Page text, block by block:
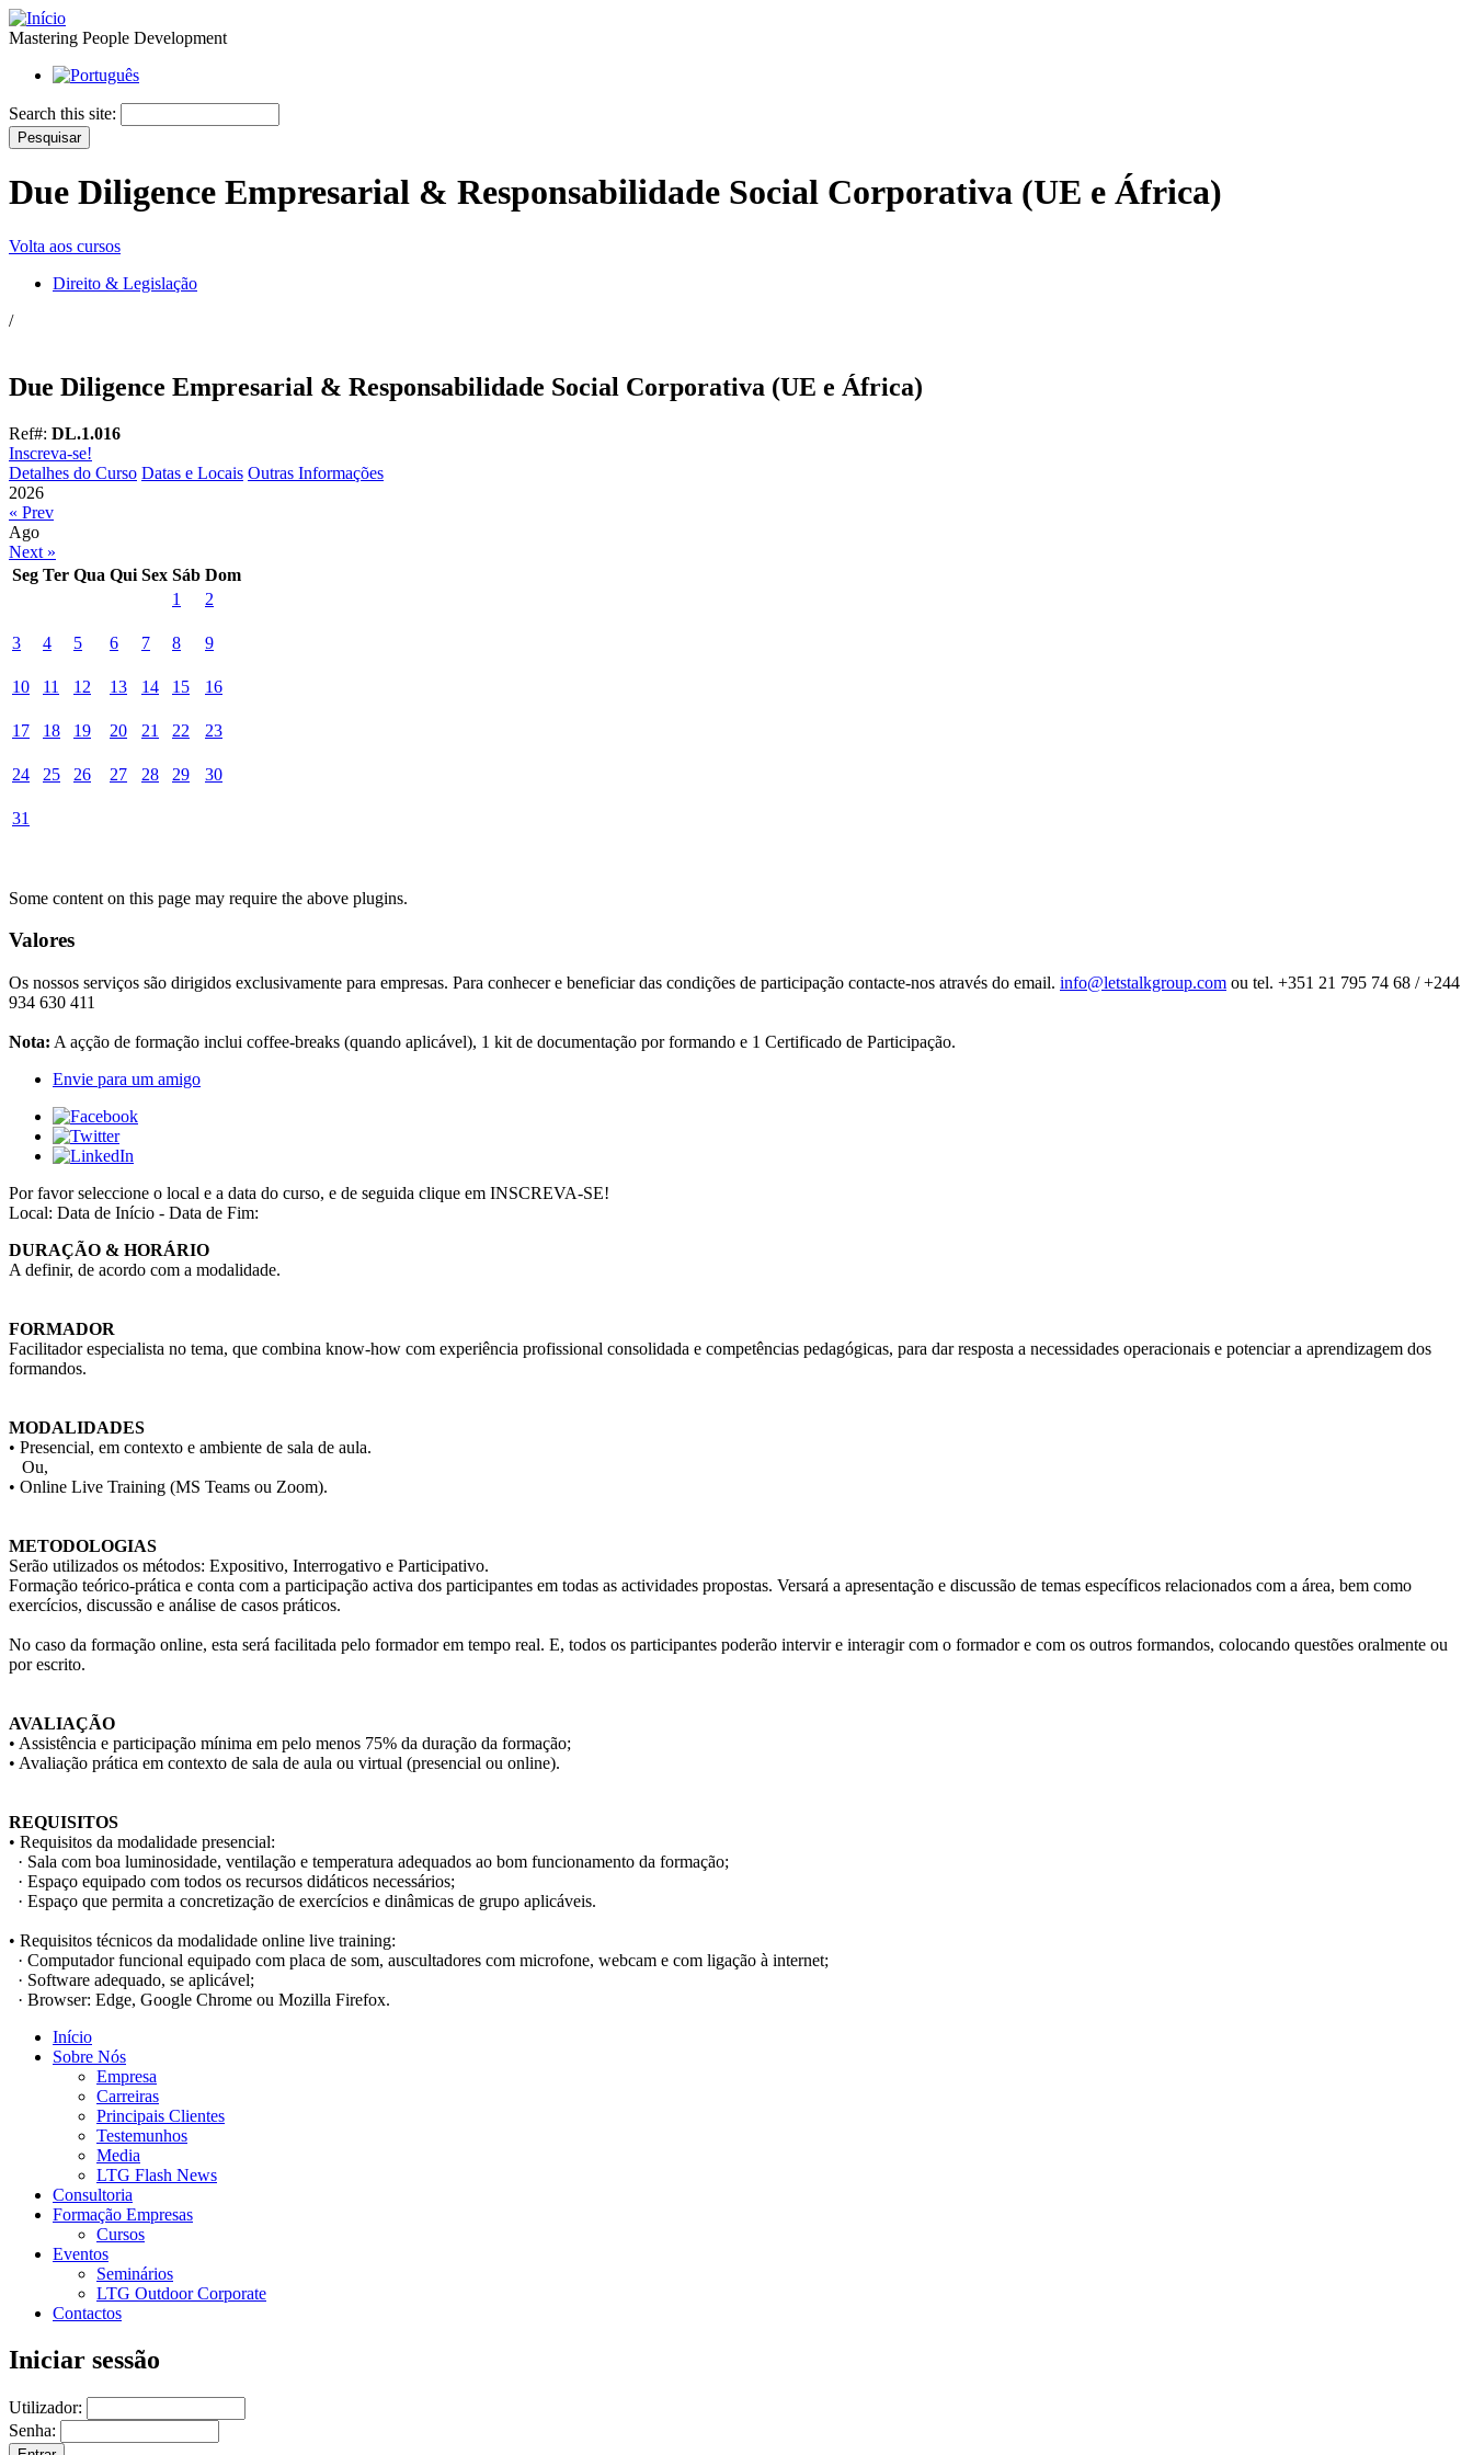
Mastering People Development
Search this site:
Due Diligence Empresarial & Responsabilidade Social Corporativa (UE e África)
Volta aos cursos
Direito & Legislação
/
Due Diligence Empresarial & Responsabilidade Social Corporativa (UE e África)
Ref#: DL.1.016
Inscreva-se!
Detalhes do Curso Datas e Locais Outras Informações
2026
« Prev
Ago
Next »
Seg Ter Qua Qui Sex Sáb Dom
1
2
3 4 5 6 7 8 9
10 11 12 13 14 15 16
17 18 19 20 21 22 23
24 25 26 27 28 29 30
31
Some content on this page may require the above plugins.
Valores
Os nossos serviços são dirigidos exclusivamente para empresas. Para conhecer e beneficiar das condições de participação contacte-nos através do email. info@letstalkgroup.com ou tel. +351 21 795 74 68 / +244
934 630 411
Nota: A açção de formação inclui coffee-breaks (quando aplicável), 1 kit de documentação por formando e 1 Certificado de Participação.
Envie para um amigo
Por favor seleccione o local e a data do curso, e de seguida clique em INSCREVA-SE!
Local: Data de Início - Data de Fim:
DURAÇÃO & HORÁRIO
A definir, de acordo com a modalidade.
FORMADOR
Facilitador especialista no tema, que combina know-how com experiência profissional consolidada e competências pedagógicas, para dar resposta a necessidades operacionais e potenciar a aprendizagem dos
formandos.
MODALIDADES
• Presencial, em contexto e ambiente de sala de aula.
Ou,
• Online Live Training (MS Teams ou Zoom).
METODOLOGIAS
Serão utilizados os métodos: Expositivo, Interrogativo e Participativo.
Formação teórico-prática e conta com a participação activa dos participantes em todas as actividades propostas. Versará a apresentação e discussão de temas específicos relacionados com a área, bem como
exercícios, discussão e análise de casos práticos.
No caso da formação online, esta será facilitada pelo formador em tempo real. E, todos os participantes poderão intervir e interagir com o formador e com os outros formandos, colocando questões oralmente ou
por escrito.
AVALIAÇÃO
• Assistência e participação mínima em pelo menos 75% da duração da formação;
• Avaliação prática em contexto de sala de aula ou virtual (presencial ou online).
REQUISITOS
• Requisitos da modalidade presencial:
· Sala com boa luminosidade, ventilação e temperatura adequados ao bom funcionamento da formação;
· Espaço equipado com todos os recursos didáticos necessários;
· Espaço que permita a concretização de exercícios e dinâmicas de grupo aplicáveis.
• Requisitos técnicos da modalidade online live training:
· Computador funcional equipado com placa de som, auscultadores com microfone, webcam e com ligação à internet;
· Software adequado, se aplicável;
· Browser: Edge, Google Chrome ou Mozilla Firefox.
Início
Sobre Nós
Empresa
Carreiras
Principais Clientes
Testemunhos
Media
LTG Flash News
Consultoria
Formação Empresas
Cursos
Eventos
Seminários
LTG Outdoor Corporate
Contactos
Iniciar sessão
Utilizador:
Senha: